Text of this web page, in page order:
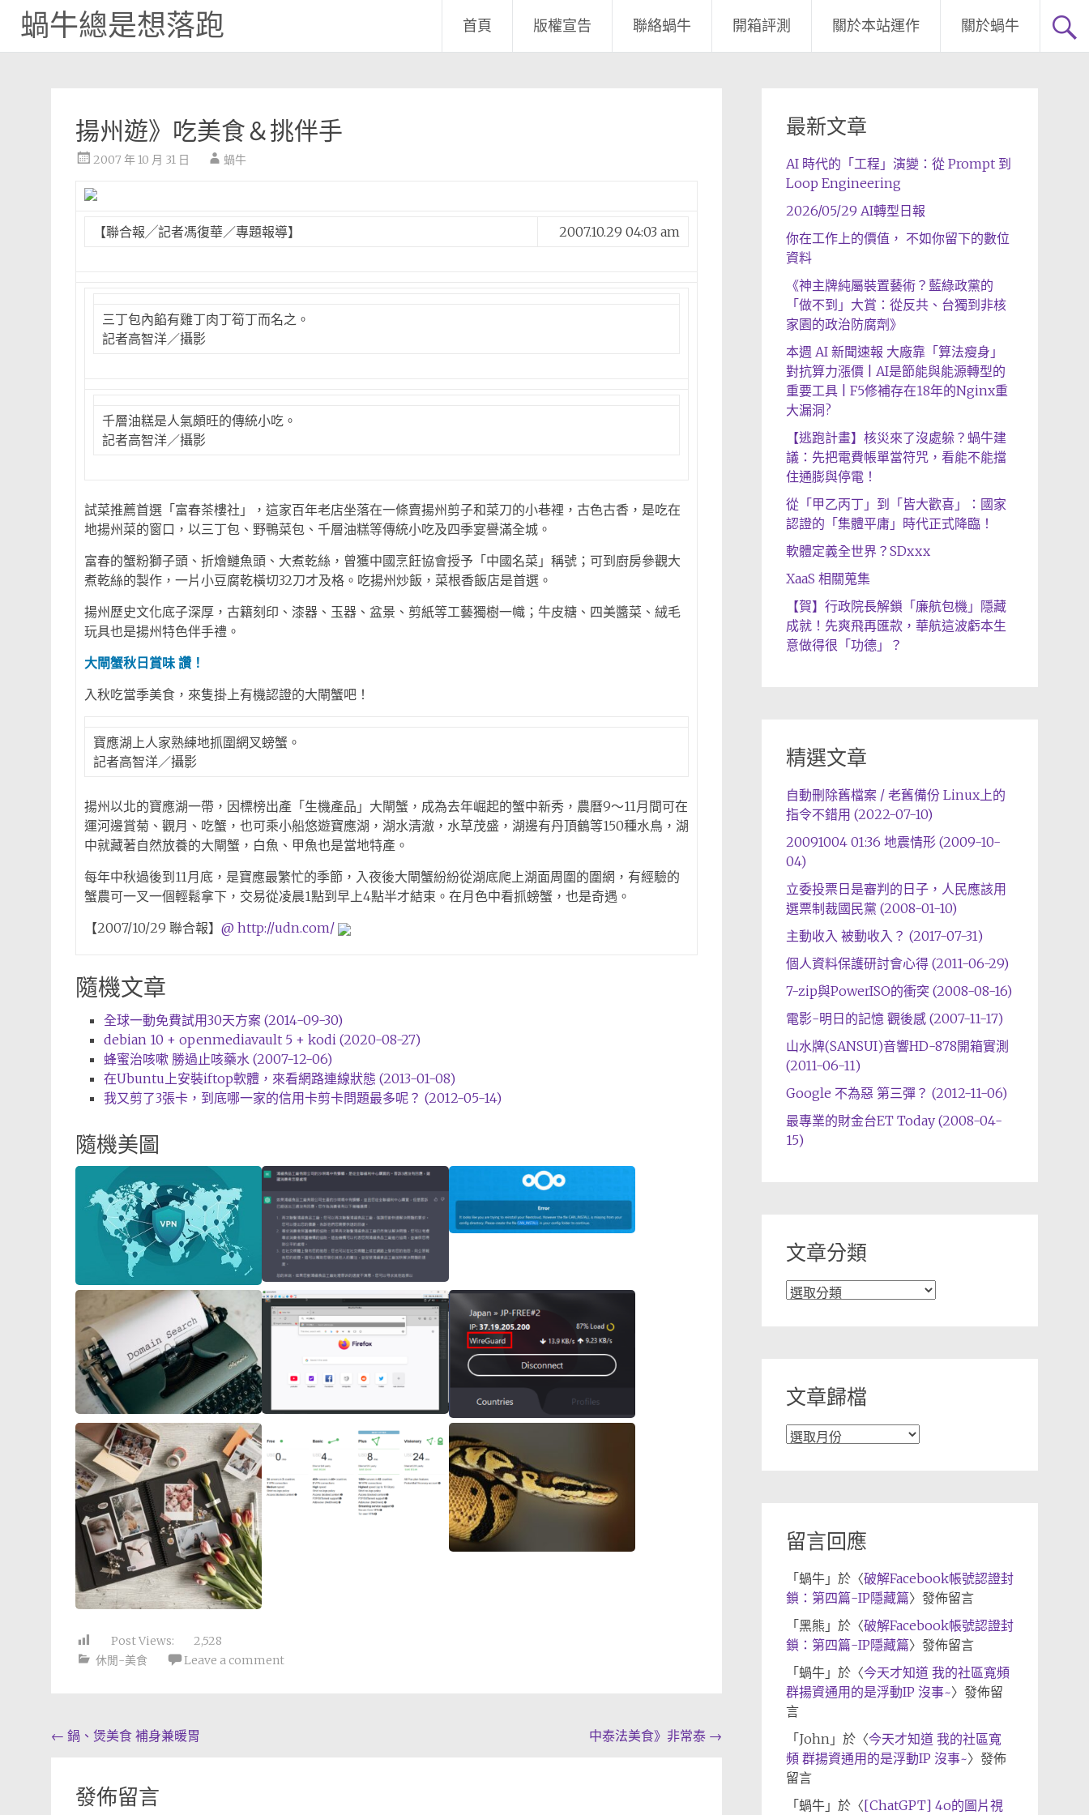
蝸牛總是想落跑 首頁 版權宣告 聯絡蝸牛 開箱評測 關於本站運作 關於蝸牛
揚州遊》吃美食＆挑伴手
2007 年 10 月 31 日 蝸牛
【聯合報╱記者馮復華／專題報導】 2007.10.29 04:03 am
三丁包內餡有雞丁肉丁筍丁而名之。
記者高智洋／攝影
千層油糕是人氣頗旺的傳統小吃。
記者高智洋／攝影
試菜推薦首選「富春茶樓社」，這家百年老店坐落在一條賣揚州剪子和菜刀的小巷裡，古色古香，是吃在
地揚州菜的窗口，以三丁包、野鴨菜包、千層油糕等傳統小吃及四季宴譽滿全城。
富春的蟹粉獅子頭、折燴鰱魚頭、大煮乾絲，曾獲中國烹飪協會授予「中國名菜」稱號；可到廚房參觀大
煮乾絲的製作，一片小豆腐乾橫切32刀才及格。吃揚州炒飯，菜根香飯店是首選。
揚州歷史文化底子深厚，古籍刻印、漆器、玉器、盆景、剪紙等工藝獨樹一幟；牛皮糖、四美醬菜、絨毛
玩具也是揚州特色伴手禮。
大閘蟹秋日賞味 讚！
入秋吃當季美食，來隻掛上有機認證的大閘蟹吧！
寶應湖上人家熟練地抓圍網叉螃蟹。
記者高智洋／攝影
揚州以北的寶應湖一帶，因標榜出產「生機產品」大閘蟹，成為去年崛起的蟹中新秀，農曆9～11月間可在
運河邊賞菊、觀月、吃蟹，也可乘小船悠遊寶應湖，湖水清澈，水草茂盛，湖邊有丹頂鶴等150種水鳥，湖
中就藏著自然放養的大閘蟹，白魚、甲魚也是當地特產。
每年中秋過後到11月底，是寶應最繁忙的季節，入夜後大閘蟹紛紛從湖底爬上湖面周圍的圍網，有經驗的
蟹農可一叉一個輕鬆拿下，交易從凌晨1點到早上4點半才結束。在月色中看抓螃蟹，也是奇遇。
【2007/10/29 聯合報】 @ http://udn.com/
隨機文章
全球一動免費試用30天方案 (2014-09-30)
debian 10 + openmediavault 5 + kodi (2020-08-27)
蜂蜜治咳嗽 勝過止咳藥水 (2007-12-06)
在Ubuntu上安裝iftop軟體，來看網路連線狀態 (2013-01-08)
我又剪了3張卡，到底哪一家的信用卡剪卡問題最多呢？ (2012-05-14)
隨機美圖
Post Views:
2,528
休閒-美食
Leave a comment
Post
← 鍋、煲美食 補身兼暖胃 中泰法美食》非常泰 →
發佈留言
最新文章
AI 時代的「工程」演變：從 Prompt 到
Loop Engineering
2026/05/29 AI轉型日報
你在工作上的價值， 不如你留下的數位
資料
《神主牌純屬裝置藝術？藍綠政黨的
「做不到」大賞：從反共、台獨到非核
家園的政治防腐劑》
本週 AI 新聞速報 大廠靠「算法瘦身」
對抗算力漲價 | AI是節能與能源轉型的
重要工具 | F5修補存在18年的Nginx重
大漏洞?
【逃跑計畫】核災來了沒處躲？蝸牛建
議：先把電費帳單當符咒，看能不能擋
住通膨與停電！
從「甲乙丙丁」到「皆大歡喜」：國家
認證的「集體平庸」時代正式降臨！
軟體定義全世界？SDxxx
XaaS 相關蒐集
【賀】行政院長解鎖「廉航包機」隱藏
成就！先爽飛再匯款，華航這波虧本生
意做得很「功德」？
精選文章
自動刪除舊檔案 / 老舊備份 Linux上的
指令不錯用 (2022-07-10)
20091004 01:36 地震情形 (2009-10-
04)
立委投票日是審判的日子，人民應該用
選票制裁國民黨 (2008-01-10)
主動收入 被動收入？ (2017-07-31)
個人資料保護研討會心得 (2011-06-29)
7-zip與PowerISO的衝突 (2008-08-16)
電影-明日的記憶 觀後感 (2007-11-17)
山水牌(SANSUI)音響HD-878開箱實測
(2011-06-11)
Google 不為惡 第三彈？ (2012-11-06)
最專業的財金台ET Today (2008-04-
15)
文章分類
文
文章歸檔
文
留言回應
「 蝸牛」於〈破解Facebook帳號認證封
鎖：第四篇-IP隱藏篇〉發佈留言
「 黑熊 」於〈破解Facebook帳號認證封
鎖：第四篇-IP隱藏篇〉發佈留言
「 蝸牛」於〈今天才知道 我的社區寬頻
群揚資通用的是浮動IP 沒事~〉發佈留
言
「 John」於〈今天才知道 我的社區寬
頻 群揚資通用的是浮動IP 沒事~〉發佈
留言
「 蝸牛」於〈[ChatGPT] 4o的圖片視